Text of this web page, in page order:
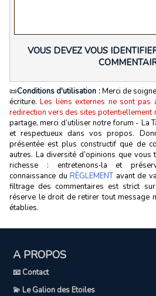
VOUS DEVEZ VOUS
📜Conditions d'utilisation :Merci de
écriture.Les liens externes ne sont pas
redirection vers des sites potentiellement
partage, merci d’utiliser notre forum - La
et respectueux dans vos propos.
présentée est plus constructif que de
autres. La diversité d’opinions que
richesse : entretenons‑la et
connaissance du RÈGLEMENTavant de
filtrage des commentaires est strict
réserve le droit de retirer tout message
établies.
A PROPOS
📧 Contact
💫 Le Galion des Etoiles